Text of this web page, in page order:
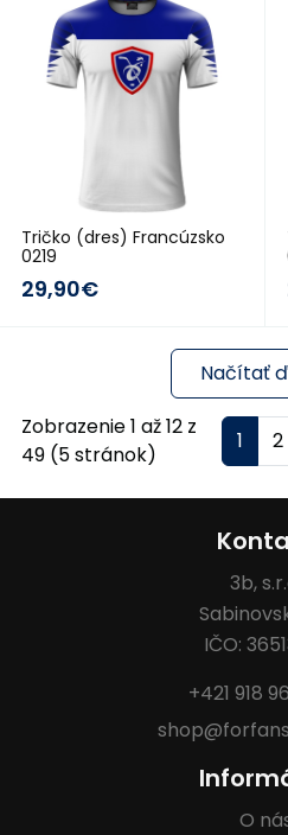
Tričko (dres) Francúzsko
0219
29,90€
Načítať
Zobrazenie 1 až 12 z
49 (5 stránok)
1 2
3b,
IČO:
+421 918
O